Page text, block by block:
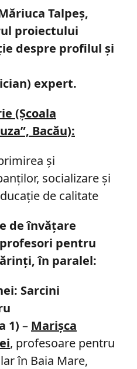
Talpeş,
proiectului
despre profilul şi
expert.
(Şcoala
Bacău):
şi
socializare şi
de calitate
de învăţare
pentru
în paralel:
Sarcini
1) – Marişca
, profesoare pentru
în Baia Mare,